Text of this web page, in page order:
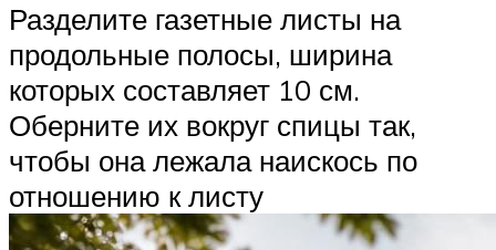
Разделите газетные листы на
продольные полосы, ширина
которых составляет 10 см.
Оберните их вокруг спицы так,
чтобы она лежала наискось по
отношению к листу